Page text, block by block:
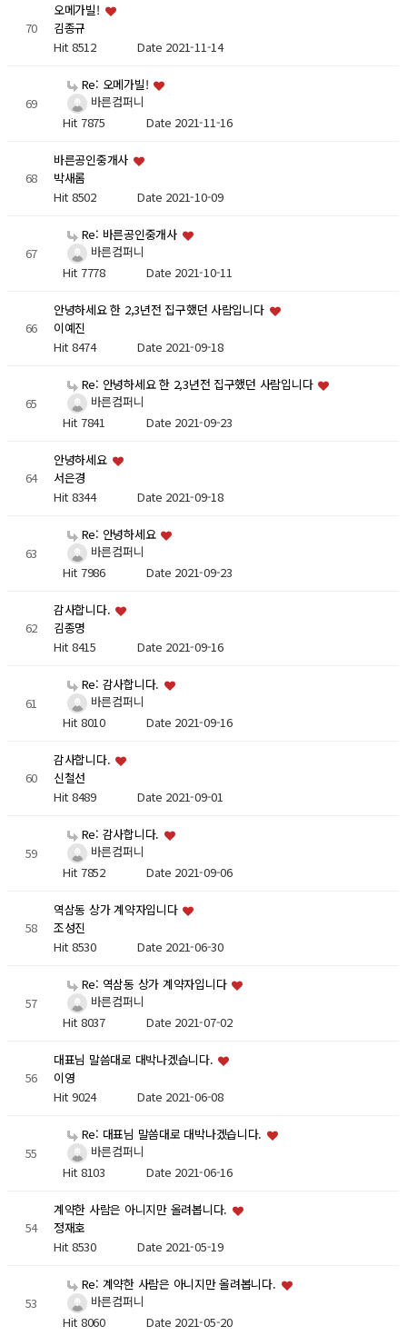
70
오메가빌!
김종규
Hit 8512 Date 2021-11-14
69
Re: 오메가빌!
바른컴퍼니
Hit 7875 Date 2021-11-16
68
바른공인중개사
박새롬
Hit 8502 Date 2021-10-09
67
Re: 바른공인중개사
바른컴퍼니
Hit 7778 Date 2021-10-11
66
안녕하세요 한 2,3년전 집구했던 사람입니다
이예진
Hit 8474 Date 2021-09-18
65
Re: 안녕하세요 한 2,3년전 집구했던 사람입니다
바른컴퍼니
Hit 7841 Date 2021-09-23
64
안녕하세요
서은경
Hit 8344 Date 2021-09-18
63
Re: 안녕하세요
바른컴퍼니
Hit 7986 Date 2021-09-23
62
감사합니다.
김종명
Hit 8415 Date 2021-09-16
61
Re: 감사합니다.
바른컴퍼니
Hit 8010 Date 2021-09-16
60
감사합니다.
신철선
Hit 8489 Date 2021-09-01
59
Re: 감사합니다.
바른컴퍼니
Hit 7852 Date 2021-09-06
58
역삼동 상가 계약자입니다
조성진
Hit 8530 Date 2021-06-30
57
Re: 역삼동 상가 계약자입니다
바른컴퍼니
Hit 8037 Date 2021-07-02
56
대표님 말씀대로 대박나겠습니다.
이영
Hit 9024 Date 2021-06-08
55
Re: 대표님 말씀대로 대박나겠습니다.
바른컴퍼니
Hit 8103 Date 2021-06-16
54
계약한 사람은 아니지만 올려봅니다.
정재호
Hit 8530 Date 2021-05-19
53
Re: 계약한 사람은 아니지만 올려봅니다.
바른컴퍼니
Hit 8060 Date 2021-05-20